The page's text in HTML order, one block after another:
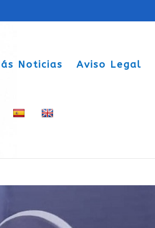
Noticias Aviso Legal
Veipor, ahora desde